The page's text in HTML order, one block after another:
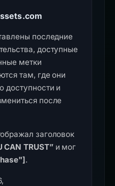
последние
доступные
метки
там, где они
доступности и
после
заголовок
CAN TRUST”и мог
.